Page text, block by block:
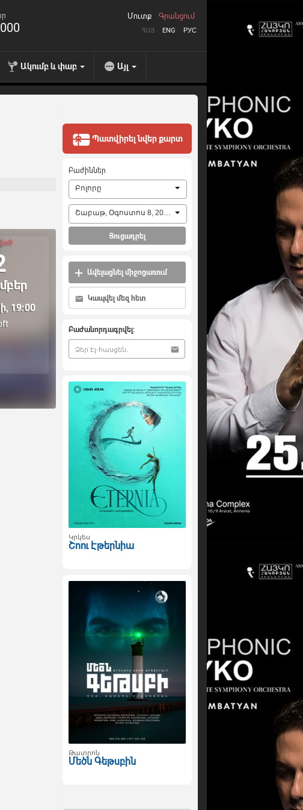
ՀԱՅ ENG РУС
Մուտք Գրանցում
Ակումբ և փաբ Այլ
19:00
Պատվիրել նվեր քարտ
Բաժիններ
Բոլորը
Շաբաթ, Օգոստոս 8, 2026
Ցուցադրել
Ավելացնել միջոցառում
Կապվել մեզ հետ
Բաժանորդագրվել:
Կրկես
Շոու Էթերնիա
Թատրոն
Մեծն Գեթսբին